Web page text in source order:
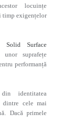
locuințe
timp exigențelor
Solid Surface
suprafețe
performanță
identitatea
dintre cele mai
Dacă primele